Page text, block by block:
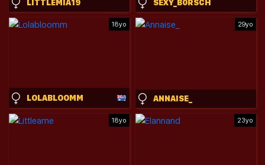
LITTLEMIA19 SEXY_B0RSCH
18yo
LOLABLOOMM
29yo
ANNAISE_
18yo 23yo